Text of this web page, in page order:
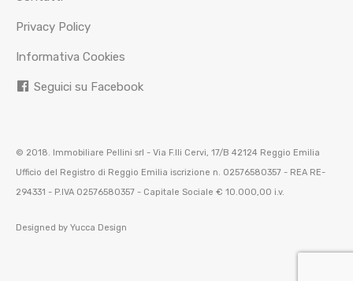
Privacy Policy
Informativa Cookies
Seguici su Facebook
© 2018. Immobiliare Pellini srl - Via F.lli Cervi, 17/B 42124 Reggio Emilia
Ufficio del Registro di Reggio Emilia iscrizione n. 02576580357 - REA RE-
294331 - P.IVA 02576580357 - Capitale Sociale € 10.000,00 i.v.
Designed by Yucca Design